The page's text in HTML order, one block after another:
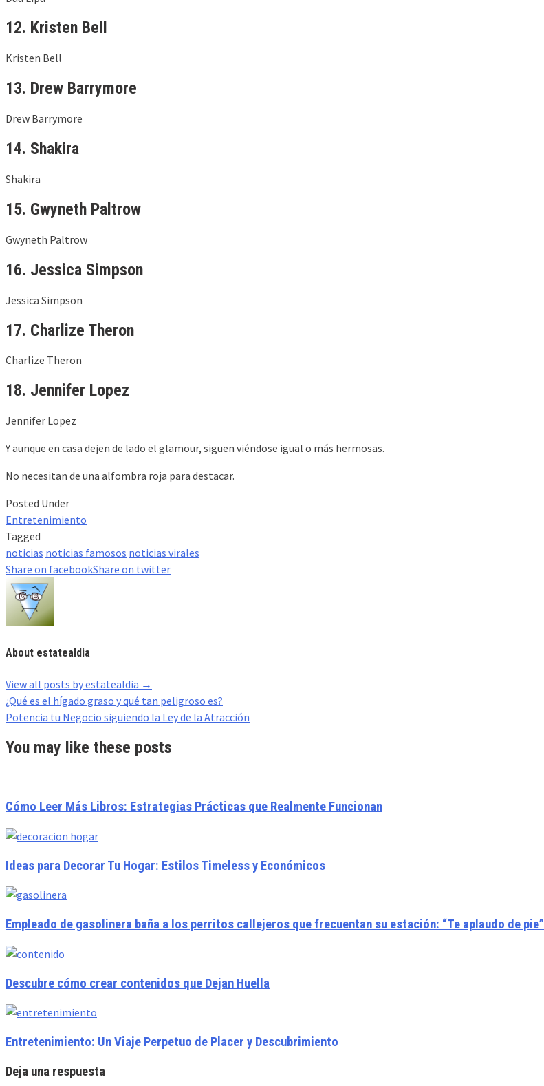
12. Kristen Bell
Kristen Bell
13. Drew Barrymore
Drew Barrymore
14. Shakira
Shakira
15. Gwyneth Paltrow
Gwyneth Paltrow
16. Jessica Simpson
Jessica Simpson
17. Charlize Theron
Charlize Theron
18. Jennifer Lopez
Jennifer Lopez
Y aunque en casa dejen de lado el glamour, siguen viéndose igual o más hermosas.
No necesitan de una alfombra roja para destacar.
Posted Under
Entretenimiento
Tagged
noticias noticias famosos noticias virales
Share on facebookShare on twitter
About estatealdia
View all posts by estatealdia →
Post
navigation
¿Qué es el hígado graso y qué tan peligroso es?
Potencia tu Negocio siguiendo la Ley de la Atracción
You may like these posts
Cómo Leer Más Libros: Estrategias Prácticas que Realmente Funcionan
Ideas para Decorar Tu Hogar: Estilos Timeless y Económicos
Empleado de gasolinera baña a los perritos callejeros que frecuentan su estación: “Te aplaudo de pie”
Descubre cómo crear contenidos que Dejan Huella
Entretenimiento: Un Viaje Perpetuo de Placer y Descubrimiento
Deja una respuesta